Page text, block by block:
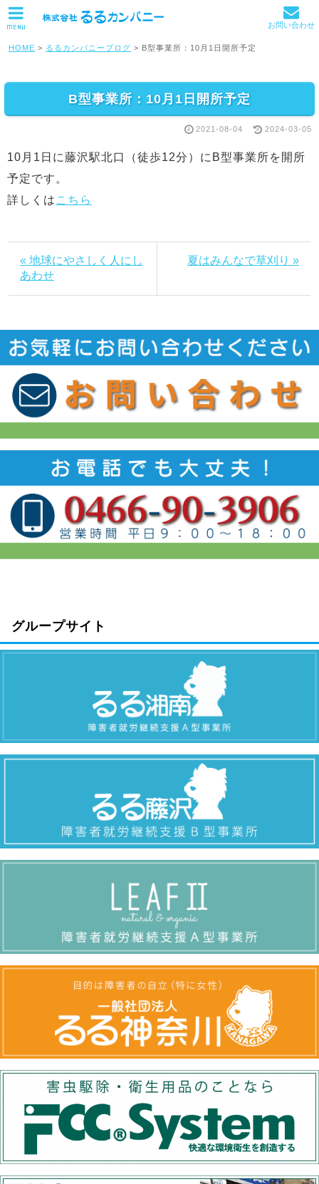
HOME > るるカンパニーブログ > B型事業所：10月1日開所予定
B型事業所：10月1日開所予定
2021-08-04 2024-03-05
10月1日に藤沢駅北口（徒歩12分）にB型事業所を開所
予定です。
詳しくは こちら
« 地球にやさしく人にし
あわせ
夏はみんなで草刈り »
グループサイト
MENU お問い合わせ